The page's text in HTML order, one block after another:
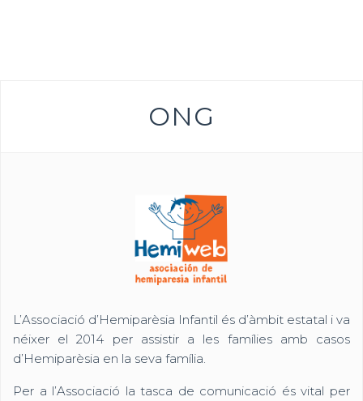
ONG
L’Associació d’Hemiparèsia Infantil és d’àmbit estatal i va
néixer el 2014 per assistir a les famílies amb casos
d’Hemiparèsia en la seva família.
Per a l’Associació la tasca de comunicació és vital per